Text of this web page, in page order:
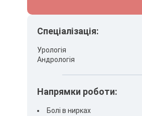
Спеціалізація:
Урологія
Андрологія
Напрямки роботи:
Болі в нирках